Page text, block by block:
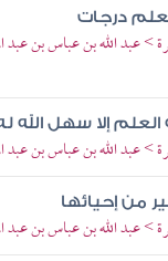
درجات
> عبد الله بن عباس بن
إلا سهل الله
> عبد الله بن عباس بن
من إحيائها
> عبد الله بن عباس بن